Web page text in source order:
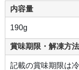
内容量
190g
賞味期限・解凍方法
記載の賞味期限は